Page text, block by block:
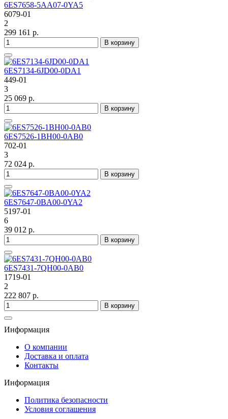
6ES7658-5AA07-0YA5
6079-01
2
299 161 р.
В корзину
6ES7134-6JD00-0DA1
449-01
3
25 069 р.
В корзину
6ES7526-1BH00-0AB0
702-01
3
72 024 р.
В корзину
6ES7647-0BA00-0YA2
5197-01
6
39 012 р.
В корзину
6ES7431-7QH00-0AB0
1719-01
2
222 807 р.
В корзину
Информация
О компании
Доставка и оплата
Контакты
Информация
Политика безопасности
Условия соглашения